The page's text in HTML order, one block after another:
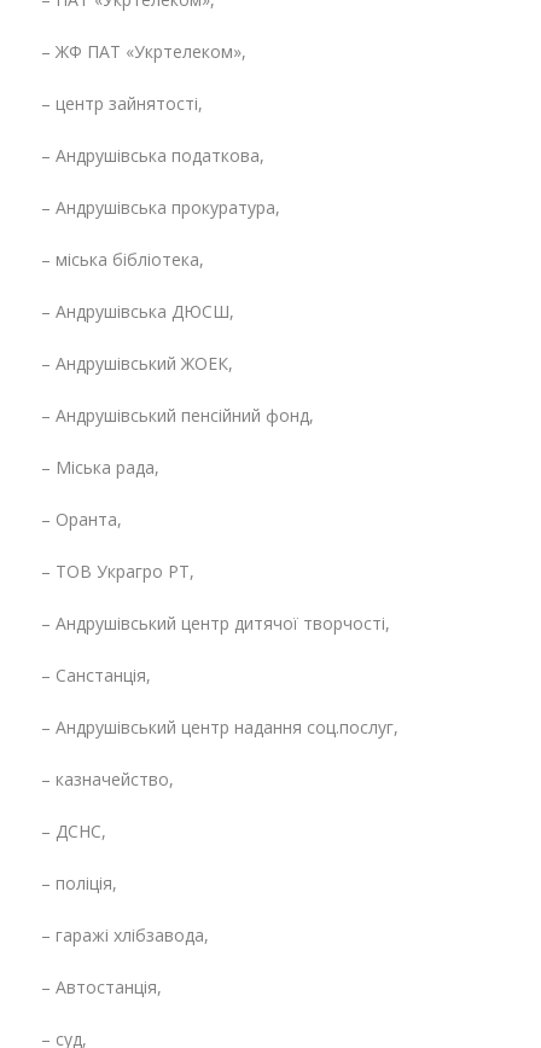
– ЖФ ПАТ «Укртелеком»,
– центр зайнятості,
– Андрушівська податкова,
– Андрушівська прокуратура,
– міська бібліотека,
– Андрушівська ДЮСШ,
– Андрушівський ЖОЕК,
– Андрушівський пенсійний фонд,
– Міська рада,
– Оранта,
– ТОВ Украгро РТ,
– Андрушівський центр дитячої творчості,
– Санстанція,
– Андрушівський центр надання соц.послуг,
– казначейство,
– ДСНС,
– поліція,
– гаражі хлібзавода,
– Автостанція,
– суд,